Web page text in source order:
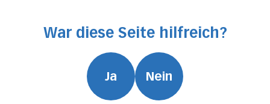
War diese Seite hilfreich?
Ja Nein